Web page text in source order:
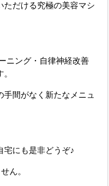
ただける究極の美容マシ
ニング・自律神経改善
間がなく新たなメニュ
宅にも是非どうぞ♪
ん。